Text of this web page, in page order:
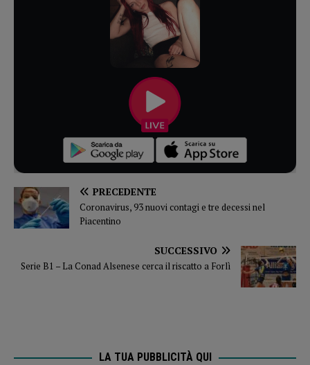
PRECEDENTE
Coronavirus, 93 nuovi contagi e tre decessi nel
Piacentino
SUCCESSIVO
Serie B1 – La Conad Alsenese cerca il riscatto a Forlì
LA TUA PUBBLICITÀ QUI